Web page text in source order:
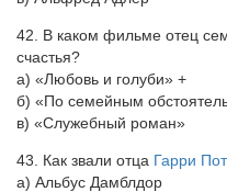
42. В каком фильме отец
счастья?
а) «Любовь и голуби» +
б) «По семейным
в) «Служебный роман»
43. Как звали отца Гарри
а) Альбус Дамблдор